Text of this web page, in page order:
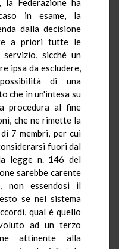
la Federazione ha
in esame, la
dalla decisione
a priori tutte le
sicché un
ipsa da escludere,
di una
che in un'intesa su
procedura al fine
che ne rimette la
7 membri, per cui
fuori dal
legge n. 146 del
sarebbe carente
non essendosi il
se nel sistema
qual è quello
ad un terzo
attinente alla